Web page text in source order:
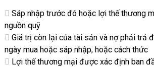
Sáp nhập trước đó hoặc lợi thế thương
nguồn quỹ
Giá trị còn lại của tài sản và nợ phải trả
ngày mua hoặc sáp nhập, hoặc cách thức
Lợi thế thương mại được xác định ban